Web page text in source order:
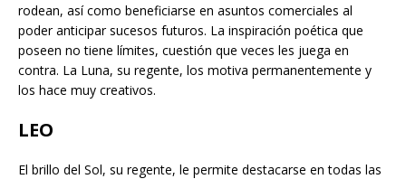
rodean, así como beneficiarse en asuntos comerciales al
poder anticipar sucesos futuros. La inspiración poética que
poseen no tiene límites, cuestión que veces les juega en
contra. La Luna, su regente, los motiva permanentemente y
los hace muy creativos.
LEO
El brillo del Sol, su regente, le permite destacarse en todas las